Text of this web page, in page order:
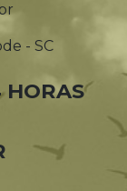
- SC